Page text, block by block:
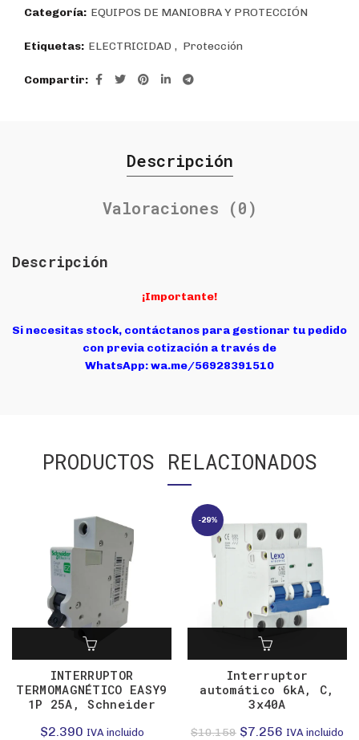
Categoría: EQUIPOS DE MANIOBRA Y PROTECCIÓN
Etiquetas: ELECTRICIDAD , Protección
Compartir
Descripción
Valoraciones (0)
Descripción
¡Importante!
Si necesitas stock, contáctanos para gestionar tu pedido
con previa cotización a través de
WhatsApp:wa.me/56928391510
PRODUCTOS RELACIONADOS
INTERRUPTOR
TERMOMAGNÉTICO EASY9
1P 25A, Schneider
$2.390 IVA incluido
-29%
Interruptor
automático 6kA, C,
3x40A
$10.159 El
$7.256 El
IVA incluido